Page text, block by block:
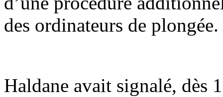
des ordinateurs de plongée.
Haldane avait signalé, dès